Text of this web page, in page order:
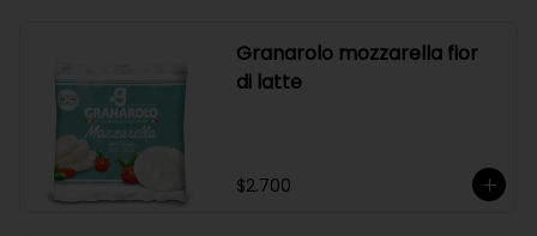
Granarolo mozzarella fior
di latte
$2.700